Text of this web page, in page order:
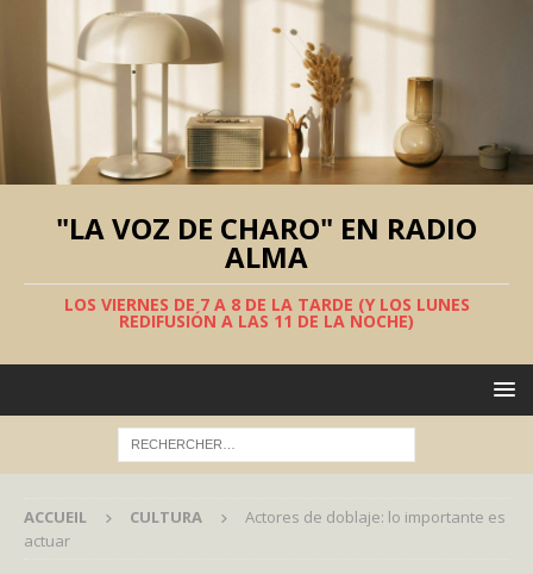
"LA VOZ DE CHARO" EN RADIO
ALMA
LOS VIERNES DE 7 A 8 DE LA TARDE (Y LOS LUNES
REDIFUSIÓN A LAS 11 DE LA NOCHE)
ACCUEIL CULTURA
Actores de doblaje: lo importante es
actuar